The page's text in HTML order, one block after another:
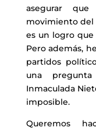
asegurar
movimiento del
es un logro que
Pero además,
partidos
una
Inmaculada
imposible.
Queremos